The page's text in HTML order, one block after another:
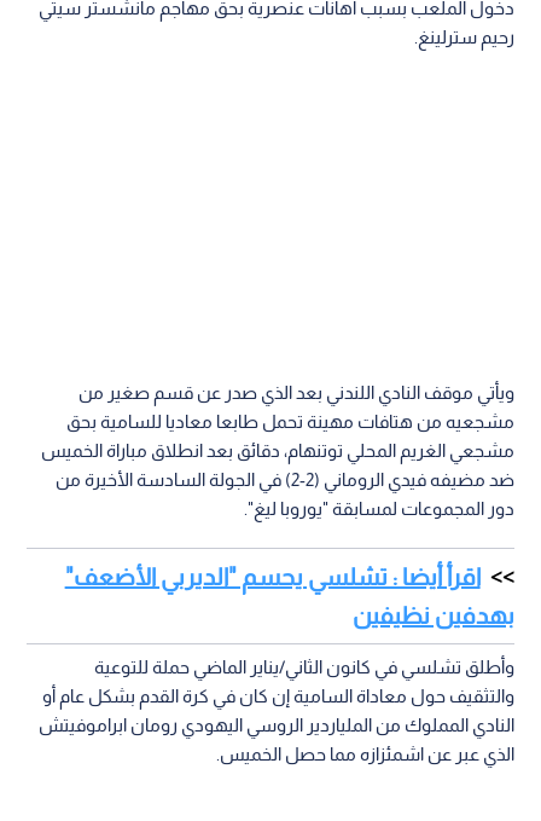
دخول الملعب بسبب اهانات عنصرية بحق مهاجم مانشستر سيتي
رحيم سترلينغ.
ويأتي موقف النادي اللندني بعد الذي صدر عن قسم صغير من
مشجعيه من هتافات مهينة تحمل طابعا معاديا للسامية بحق
مشجعي الغريم المحلي توتنهام، دقائق بعد انطلاق مباراة الخميس
ضد مضيفه فيدي الروماني (2-2) في الجولة السادسة الأخيرة من
دور المجموعات لمسابقة "يوروبا ليغ".
اقرأ أيضا : تشلسي يحسم "الديربي الأضعف"
بهدفين نظيفين
وأطلق تشلسي في كانون الثاني/يناير الماضي حملة للتوعية
والتثقيف حول معاداة السامية إن كان في كرة القدم بشكل عام أو
النادي المملوك من الملياردير الروسي اليهودي رومان ابراموفيتش
الذي عبر عن اشمئزازه مما حصل الخميس.